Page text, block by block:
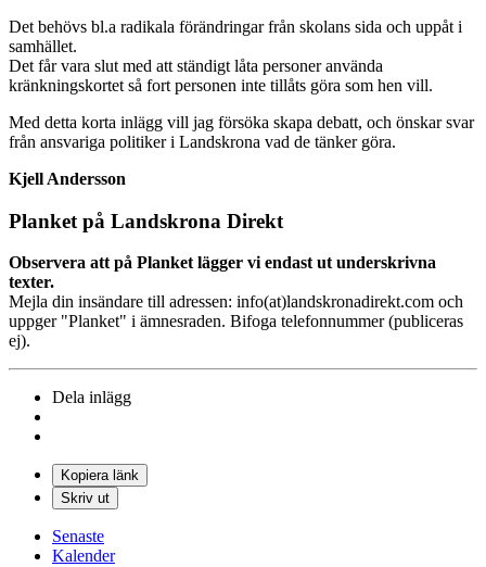
Det behövs bl.a radikala förändringar från skolans sida och uppåt i
samhället.
Det får vara slut med att ständigt låta personer använda
kränkningskortet så fort personen inte tillåts göra som hen vill.
Med detta korta inlägg vill jag försöka skapa debatt, och önskar svar
från ansvariga politiker i Landskrona vad de tänker göra.
Kjell Andersson
Planket på Landskrona Direkt
Observera att på Planket lägger vi endast ut underskrivna
texter.
Mejla din insändare till adressen: info(at)landskronadirekt.com och
uppger "Planket" i ämnesraden. Bifoga telefonnummer (publiceras
ej).
Dela inlägg
Kopiera länk
Skriv ut
Senaste
Kalender